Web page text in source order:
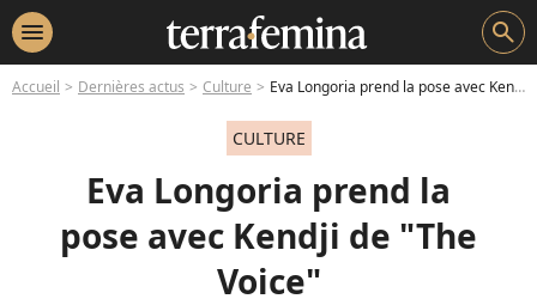
menu search
Accueil Dernières actus Culture Eva Longoria prend la pose avec Kendji de "The Voice"
CULTURE
Eva Longoria prend la
pose avec Kendji de "The
Voice"